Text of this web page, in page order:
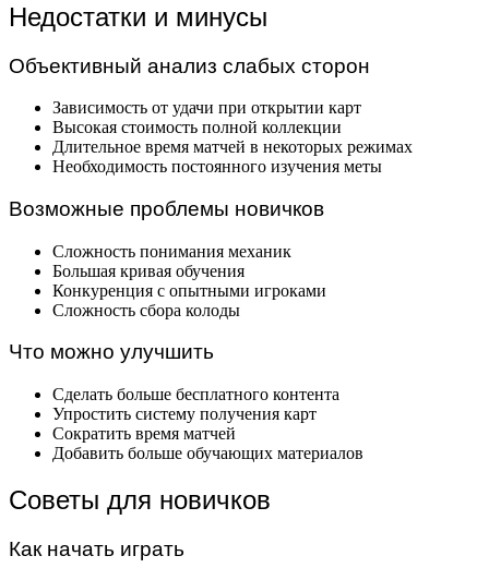
Недостатки и минусы
Объективный анализ слабых сторон
Зависимость от удачи при открытии карт
Высокая стоимость полной коллекции
Длительное время матчей в некоторых режимах
Необходимость постоянного изучения меты
Возможные проблемы новичков
Сложность понимания механик
Большая кривая обучения
Конкуренция с опытными игроками
Сложность сбора колоды
Что можно улучшить
Сделать больше бесплатного контента
Упростить систему получения карт
Сократить время матчей
Добавить больше обучающих материалов
Советы для новичков
Как начать играть